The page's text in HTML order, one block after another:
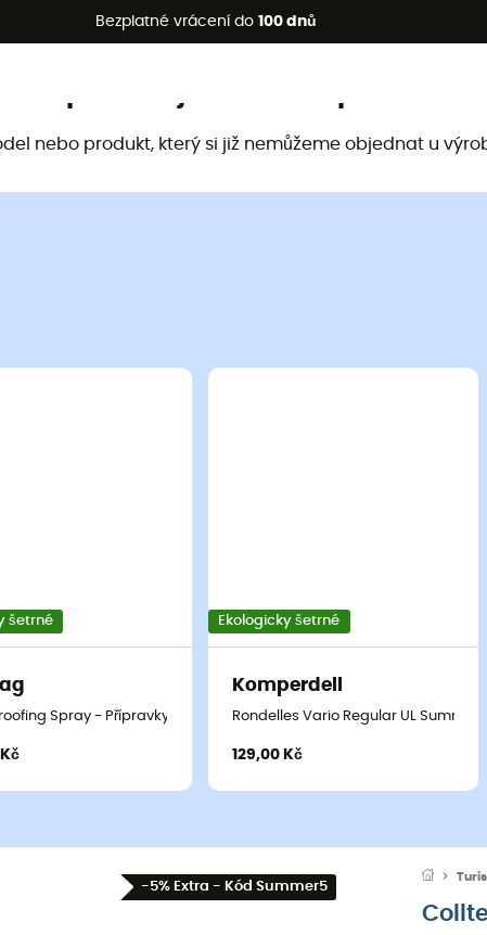
Bezplatné vrácení do 100 dnů
🔥 -5 % EXTRA při nákupu 2 produktů* s kódem Summer5
nebo produkt, který si již nemůžeme objednat u
šetrné
Spray - Přípravky na péči o obuv
Ekologicky šetrné
Komperdell
Rondelles Vario Regular UL Summer
129,00 Kč
-5% Extra - Kód Summer5